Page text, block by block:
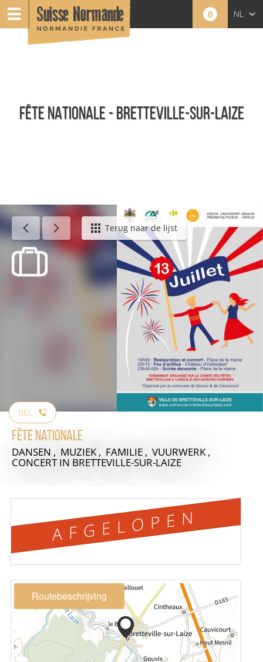
0 NL
FÊTE NATIONALE - BRETTEVILLE-SUR-LAIZE
Agenda - NederlandsTerug naar de lijst
BEL
Fête nationale
DANSEN , MUZIEK , FAMILIE , VUURWERK ,
CONCERTIN BRETTEVILLE-SUR-LAIZE
AFGELOPEN
Routebeschrijving